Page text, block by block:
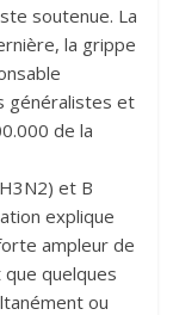
soutenue. La
la grippe
généralistes et
de la
et B
explique
ampleur de
quelques
ou